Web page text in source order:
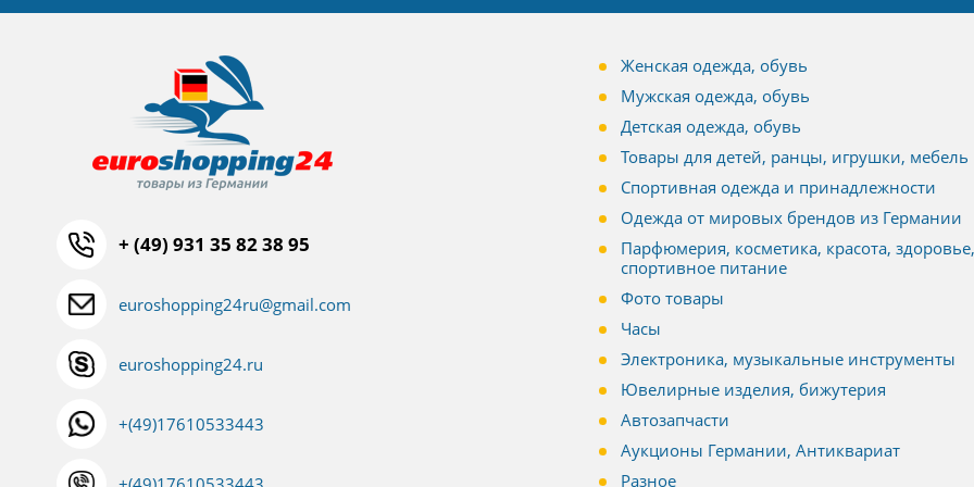
+ (49) 931 35 82 38 95
euroshopping24ru@gmail.com
euroshopping24.ru
+(49)17610533443
Женская одежда, обувь
Мужская одежда, обувь
Детская одежда, обувь
Товары для детей, ранцы, игрушки, мебель
Спортивная одежда и принадлежности
Одежда от мировых брендов из Германии
Парфюмерия, косметика, красота, здоровье,
спортивное питание
Фото товары
Часы
Электроника, музыкальные инструменты
Ювелирные изделия, бижутерия
Автозапчасти
Аукционы Германии, Антиквариат
Разное